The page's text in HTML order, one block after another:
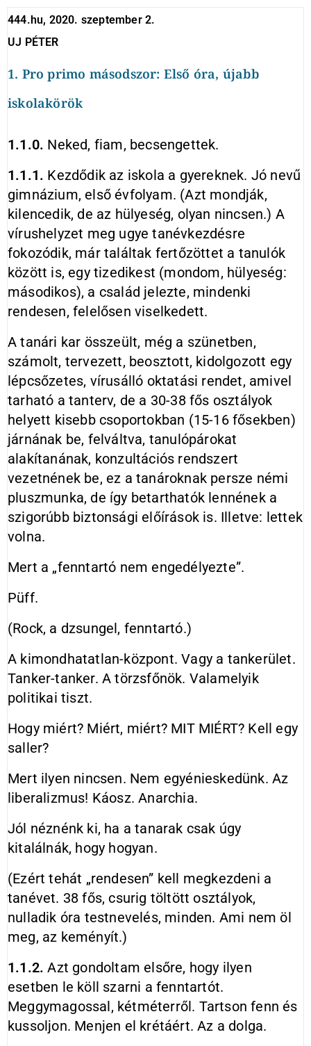
444.hu, 2020. szeptember 2.
UJ PÉTER
1. Pro primo másodszor: Első óra, újabb
iskolakörök
1.1.0. Neked, fiam, becsengettek.
1.1.1. Kezdődik az iskola a gyereknek. Jó nevű
gimnázium, első évfolyam. (Azt mondják,
kilencedik, de az hülyeség, olyan nincsen.) A
vírushelyzet meg ugye tanévkezdésre
fokozódik, már találtak fertőzöttet a tanulók
között is, egy tizedikest (mondom, hülyeség:
másodikos), a család jelezte, mindenki
rendesen, felelősen viselkedett.
A tanári kar összeült, még a szünetben,
számolt, tervezett, beosztott, kidolgozott egy
lépcsőzetes, vírusálló oktatási rendet, amivel
tarható a tanterv, de a 30-38 fős osztályok
helyett kisebb csoportokban (15-16 fősekben)
járnának be, felváltva, tanulópárokat
alakítanának, konzultációs rendszert
vezetnének be, ez a tanároknak persze némi
pluszmunka, de így betarthatók lennének a
szigorúbb biztonsági előírások is. Illetve: lettek
volna.
Mert a „fenntartó nem engedélyezte”.
Püff.
(Rock, a dzsungel, fenntartó.)
A kimondhatatlan-központ. Vagy a tankerület.
Tanker-tanker. A törzsfőnök. Valamelyik
politikai tiszt.
Hogy miért? Miért, miért? MIT MIÉRT? Kell egy
saller?
Mert ilyen nincsen. Nem egyénieskedünk. Az
liberalizmus! Káosz. Anarchia.
Jól néznénk ki, ha a tanarak csak úgy
kitalálnák, hogy hogyan.
(Ezért tehát „rendesen” kell megkezdeni a
tanévet. 38 fős, csurig töltött osztályok,
nulladik óra testnevelés, minden. Ami nem öl
meg, az keményít.)
1.1.2. Azt gondoltam elsőre, hogy ilyen
esetben le köll szarni a fenntartót.
Meggymagossal, kétméterről. Tartson fenn és
kussoljon. Menjen el krétáért. Az a dolga.